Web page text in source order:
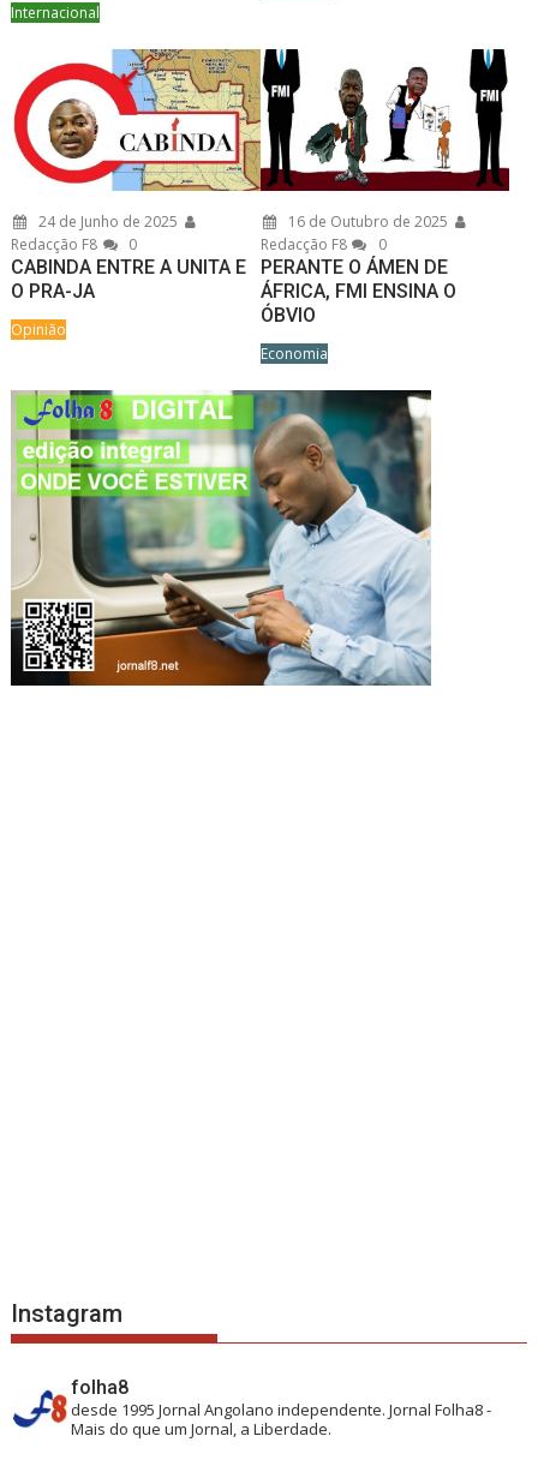
Internacional
24 de Junho de 2025
Redacção F8
0
CABINDA ENTRE A UNITA E
O PRA-JA
Opinião
16 de Outubro de 2025
Redacção F8
0
PERANTE O ÁMEN DE
ÁFRICA, FMI ENSINA O
ÓBVIO
Economia
Instagram
folha8
desde 1995 Jornal Angolano independente.Jornal Folha8 -
Mais do que um Jornal, a Liberdade.